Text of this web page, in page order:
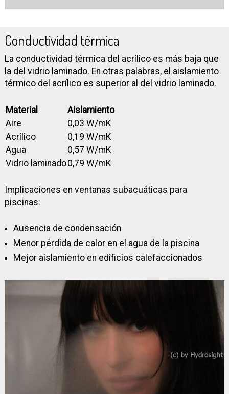
Conductividad térmica
La conductividad térmica del acrílico es más baja que
la del vidrio laminado. En otras palabras, el aislamiento
térmico del acrílico es superior al del vidrio laminado.
Material
Aislamiento
Aire
0,03 W/mK
Acrílico
0,19 W/mK
Agua
0,57 W/mK
Vidrio laminado0,79 W/mK
Implicaciones en ventanas subacuáticas para
piscinas:
Ausencia de condensación
Menor pérdida de calor en el agua de la piscina
Mejor aislamiento en edificios calefaccionados